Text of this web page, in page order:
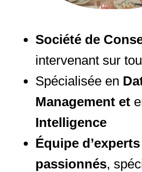
Société de
intervenant sur
Spécialisée en
Management et
Intelligence
Équipe d’experts
passionnés,